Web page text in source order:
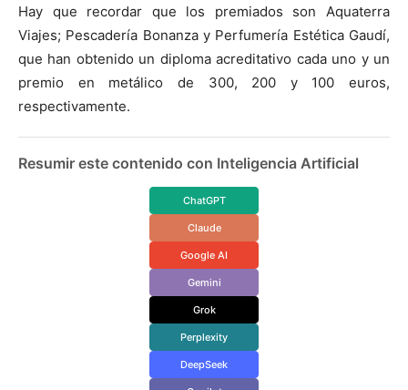
Hay que recordar que los premiados son Aquaterra
Viajes; Pescadería Bonanza y Perfumería Estética Gaudí,
que han obtenido un diploma acreditativo cada uno y un
premio en metálico de 300, 200 y 100 euros,
respectivamente.
Resumir este contenido con Inteligencia Artificial
ChatGPT
Claude
Google AI
Gemini
Grok
Perplexity
DeepSeek